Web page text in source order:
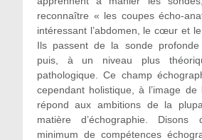
reconnaître « les coupes écho-
intéressant l’abdomen, le cœur et
Ils passent de la sonde
puis, à un niveau plus
pathologique. Ce champ
cependant holistique, à l’image de
répond aux ambitions de la
matière d’échographie.
minimum de compétences